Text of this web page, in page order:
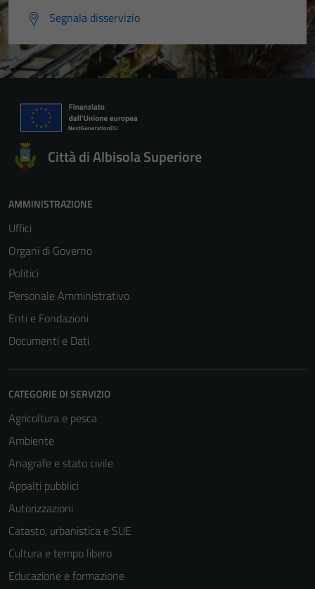
Segnala disservizio
Città di Albisola Superiore
AMMINISTRAZIONE
Uffici
Organi di Governo
Politici
Personale Amministrativo
Enti e Fondazioni
Documenti e Dati
CATEGORIE DI SERVIZIO
Agricoltura e pesca
Ambiente
Anagrafe e stato civile
Appalti pubblici
Autorizzazioni
Catasto, urbanistica e SUE
Cultura e tempo libero
Educazione e formazione